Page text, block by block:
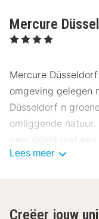
Mercure
, 4 Sterren
Mercure
omgeving gelegen
Düsseldorf n
omliggende
gemiddeld met een
augustus 2026.
Lees meer
Creëer jouw